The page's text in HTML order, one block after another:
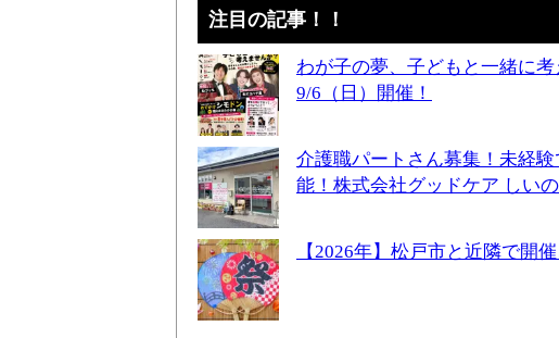
注目の記事！！
わが子の夢、子どもと一緒に
9/6（日）開催！
介護職パートさん募集！未経
能！株式会社グッドケア しいの
【2026年】松戸市と近隣で開